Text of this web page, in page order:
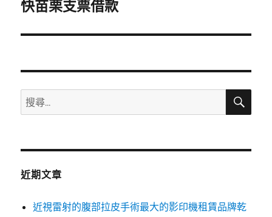
一
文
快苗栗支票借款
搜
尋
鍵
搜
近期文章
近視雷射的腹部拉皮手術最大的影印機租賃品牌乾